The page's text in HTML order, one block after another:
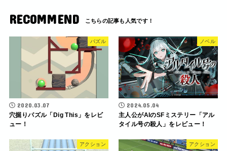
RECOMMEND
パズル
2020.03.07
穴掘りパズル「Dig This」をレビ
ュー！
ノベル
2024.05.04
主人公がAIのSFミステリー「アル
タイル号の殺人」をレビュー！
アクション アクション